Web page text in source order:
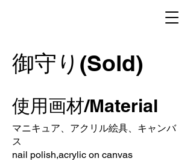
御守り(Sold)
使用画材/Material
マニキュア、アクリル絵具、キャンバ
ス
nail polish,acrylic on canvas